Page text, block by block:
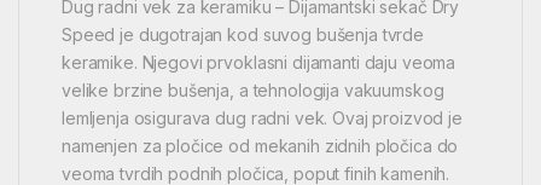
Dug radni vek za keramiku – Dijamantski sekač Dry
Speed je dugotrajan kod suvog bušenja tvrde
keramike. Njegovi prvoklasni dijamanti daju veoma
velike brzine bušenja, a tehnologija vakuumskog
lemljenja osigurava dug radni vek. Ovaj proizvod je
namenjen za pločice od mekanih zidnih pločica do
veoma tvrdih podnih pločica, poput finih kamenih.